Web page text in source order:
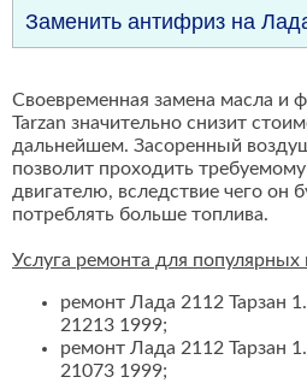
Заменить антифриз на
Своевременная замена масла и
Tarzan значительно снизит
дальнейшем. Засоренный
позволит проходить
двигателю, вследствие чего он
потреблять больше топлива.
Услуга ремонта для
ремонт Лада 2112 Тарзан
21213 1999;
ремонт Лада 2112 Тарзан
21073 1999;